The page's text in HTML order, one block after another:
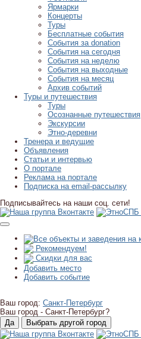
Ярмарки
Концерты
Туры
Бесплатные события
События за donation
События на сегодня
События на неделю
События на выходные
События на месяц
Архив событий
Туры и путешествия
Туры
Осознанные путешествия
Экскурсии
Этно-деревни
Тренера и ведущие
Объявления
Статьи и интервью
О портале
Реклама на портале
Подписка на email-рассылку
Подписывайтесь на наши соц. сети!
Рекомендуем!
Скидки для вас
Добавить место
Добавить событие
Ваш город: Санкт-Петербург
Ваш город - Санкт-Петербург?